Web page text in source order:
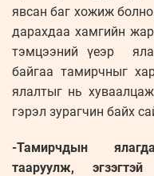
явсан баг хожиж
дарахдаа хамгийн
тэмцээний үеэр
байгаа тамирчныг
ялалтыг нь
гэрэл зурагчин байх
-Тамирчдын
тааруулж,